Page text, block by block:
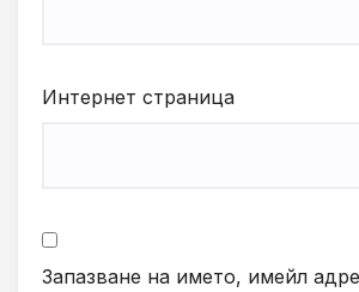
Интернет страница
Запазване на името, имейл